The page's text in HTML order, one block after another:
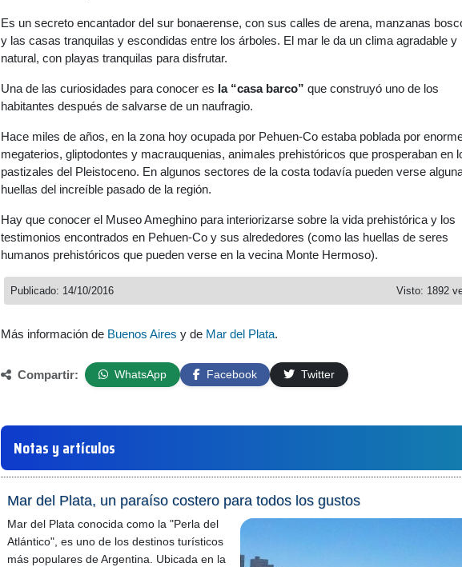
Es un secreto encantador del sur bonaerense, con sus calles de arena, manzanas
y las casas tranquilas y escondidas entre los árboles. El mar le da un clima agradable y
natural, con playas tranquilas para disfrutar.
Una de las curiosidades para conocer es la “casa barco” que construyó uno de los
habitantes después de salvarse de un naufragio.
Hace miles de años, en la zona hoy ocupada por Pehuen-Co estaba poblada por
megaterios, gliptodontes y macrauquenias, animales prehistóricos que prosperaban en
pastizales del Pleistoceno. En algunos sectores de la costa todavía pueden verse
huellas del increíble pasado de la región.
Hay que conocer el Museo Ameghino para interiorizarse sobre la vida prehistórica y los
testimonios encontrados en Pehuen-Co y sus alrededores (como las huellas de seres
humanos prehistóricos que pueden verse en la vecina Monte Hermoso).
Visto: 1892
Publicado: 14/10/2016
Más información de Buenos Aires y de Mar del Plata.
Compartir: WhatsApp Facebook Twitter
Notas y artículos
Mar del Plata, un paraíso costero para todos los gustos
Mar del Plata conocida como la "Perla del
Atlántico", es uno de los destinos turísticos
más populares de Argentina. Ubicada en la